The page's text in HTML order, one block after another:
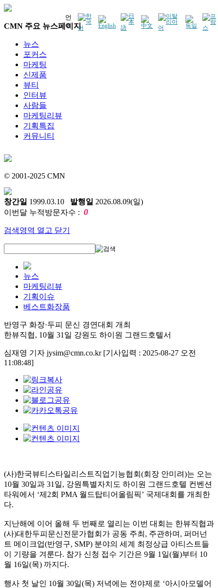
언
어
CMN 주요 뉴스페이지
뉴스
포커스
마케팅
신제품
뷰티
인터뷰
사람들
마케팅리뷰
기획특집
커뮤니티
© 2001-2025 CMN
창간일 1999.03.10 발행일 2026.08.09(일)
이번달 누적방문자수 : 0
검색영역 열고 닫기
뉴스
마케팅리뷰
기획이슈
베스트화장품
반영구 화장·두피 문신 경연대회 개최
한뷰직협, 10월 31일 강원도 하이원 그랜드호텔서
심재영 기자 jysim@cmn.co.kr [기사입력 : 2025-08-27 오전
11:08:48]
(사)한국뷰티스타일리스트직업기능협회(회장 안미려)는 오는
10월 30일과 31일, 강원특별자치도 하이원 그랜드호텔 컨벤션
타워에서 ‘제2회 PMA 월드탑티어올림픽’ 국제대회를 개최한
다.
지난해에 이어 올해 두 번째로 열리는 이번 대회는 한뷰직협과
(사)대한두피문신전문가협회가 공동 주최, 주관하며, 퍼머넌
트 메이크업(반영구, SMP) 분야의 세계 최정상급 아티스트들
이 기량을 겨룬다. 참가 신청 접수 기간은 9월 1일(월)부터 10
월 16일(목) 까지다.
행사 첫 날인 10월 30일(목) 저녁에는 전야제로 ‘아시아모델어